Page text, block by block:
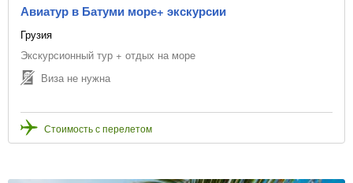
Авиатур в Батуми море+ экскурсии
Грузия
Экскурсионный тур + отдых на море
Виза не нужна
Стоимость с перелетом